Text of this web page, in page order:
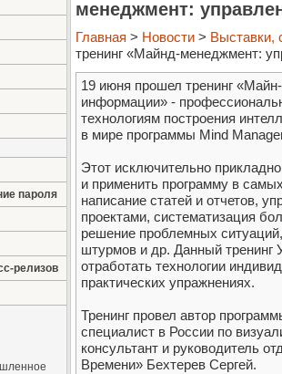
пароля
релизов
менеджмент:
Главная > Новости > Выставки,
тренинг «Майнд-менеджмент:
19 июня прошел тренинг
информации» -
технологиям построения
в мире программы Mind
Этот исключительно
и применить программу в
написание статей и отчетов,
проектами, систематизация
решение проблемных
штурмов и др. Данный тренинг
отработать технологии
практических упражнениях.
Тренинг провел автор
специалист в России по
консультант и руководитель
Времени» Бехтерев Сергей.